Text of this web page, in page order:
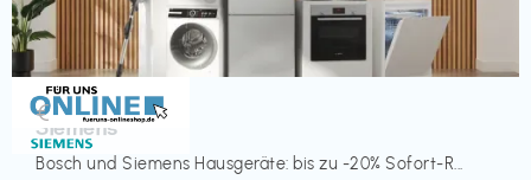
Küche & Haushalt
Siemens
Bosch und Siemens Hausgeräte: bis zu -20% Sofort-R...
€‎